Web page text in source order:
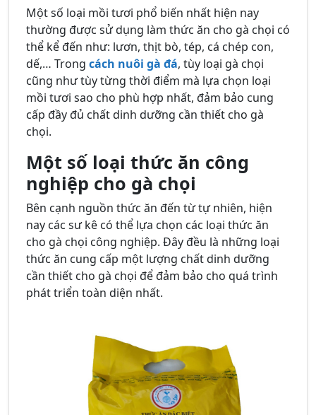
Một số loại mồi tươi phổ biến nhất hiện nay
thường được sử dụng làm thức ăn cho gà chọi có
thể kể đến như: lươn, thịt bò, tép, cá chép con,
dế,… Trong cách nuôi gà đá, tùy loại gà chọi
cũng như tùy từng thời điểm mà lựa chọn loại
mồi tươi sao cho phù hợp nhất, đảm bảo cung
cấp đầy đủ chất dinh dưỡng cần thiết cho gà
chọi.
Một số loại thức ăn công
nghiệp cho gà chọi
Bên cạnh nguồn thức ăn đến từ tự nhiên, hiện
nay các sư kê có thể lựa chọn các loại thức ăn
cho gà chọi công nghiệp. Đây đều là những loại
thức ăn cung cấp một lượng chất dinh dưỡng
cần thiết cho gà chọi để đảm bảo cho quá trình
phát triển toàn diện nhất.